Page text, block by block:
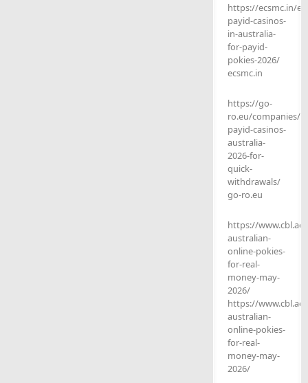
https://ecsmc.in/
payid-casinos-
in-australia-
for-payid-
pokies-2026/
ecsmc.in
https://go-
ro.eu/companies/
payid-casinos-
australia-
2026-for-
quick-
withdrawals/
go-ro.eu
https://
australian-
online-pokies-
for-real-
money-may-
2026/
https://
australian-
online-pokies-
for-real-
money-may-
2026/